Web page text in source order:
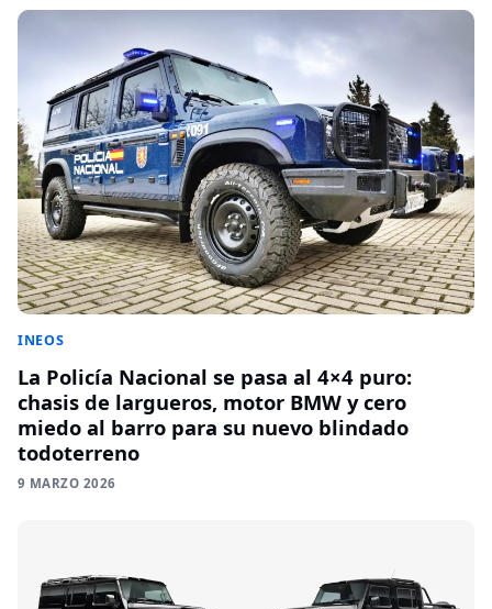
INEOS
La Policía Nacional se pasa al 4×4 puro:
chasis de largueros, motor BMW y cero
miedo al barro para su nuevo blindado
todoterreno
9 MARZO 2026